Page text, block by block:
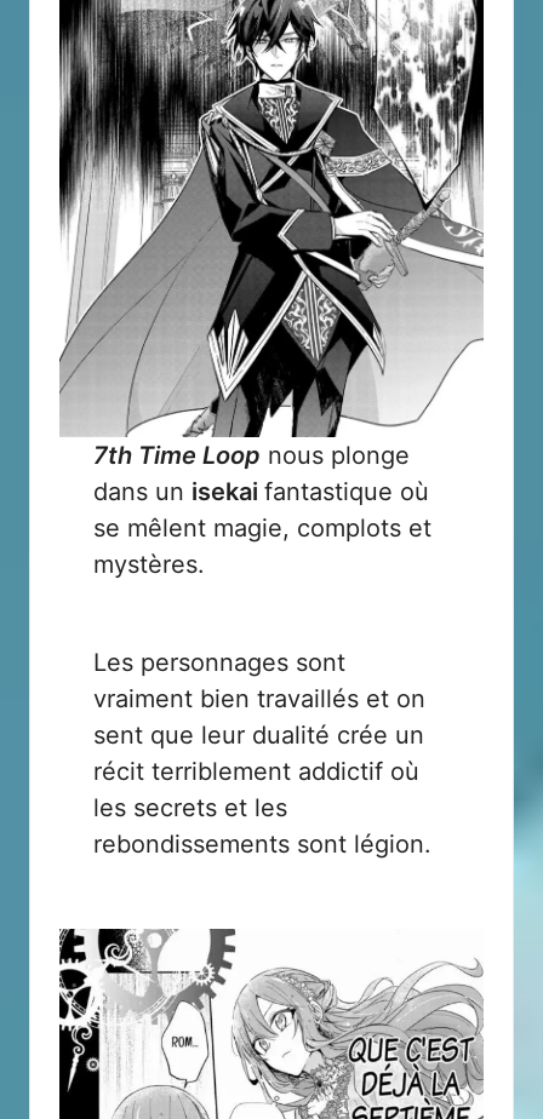
7th Time Loop nous plonge
dans un isekai fantastique où
se mêlent magie, complots et
mystères.
Les personnages sont
vraiment bien travaillés et on
sent que leur dualité crée un
récit terriblement addictif où
les secrets et les
rebondissements sont légion.